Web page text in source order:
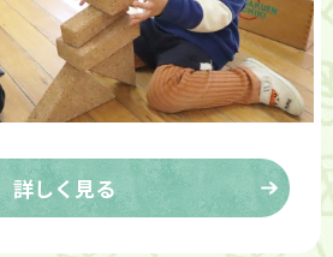
詳しく見る